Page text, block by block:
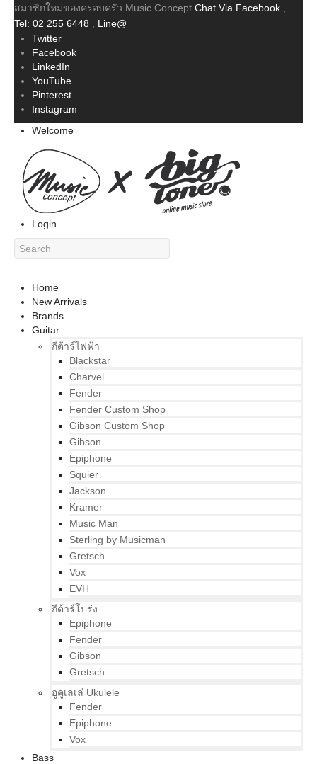
สมาชิกใหม่ของครอบครัว Music Concept Chat Via Facebook
Tel: 02 255 6448
Line@
Twitter
Facebook
LinkedIn
YouTube
Pinterest
Instagram
Welcome
Login
Home
New Arrivals
Brands
Guitar
กีต้าร์ไฟฟ้า
Blackstar
Charvel
Fender
Fender Custom Shop
Gibson Custom Shop
Gibson
Epiphone
Squier
Jackson
Kramer
Music Man
Sterling by Musicman
Gretsch
Vox
EVH
กีต้าร์โปร่ง
Epiphone
Fender
Gibson
Gretsch
อูคูเลเล่ Ukulele
Fender
Epiphone
Vox
Bass